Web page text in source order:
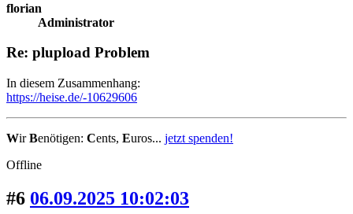
florian
Administrator
Re: plupload Problem
In diesem Zusammenhang:
https://heise.de/-10629606
WirBenötigen: Cents, Euros... jetzt spenden!
Offline
#6 06.09.2025 10:02:03